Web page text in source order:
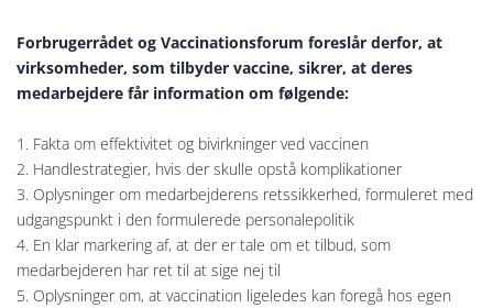
Forbrugerrådet og Vaccinationsforum foreslår derfor, at
virksomheder, som tilbyder vaccine, sikrer, at deres
medarbejdere får information om følgende:
1. Fakta om effektivitet og bivirkninger ved vaccinen
2. Handlestrategier, hvis der skulle opstå komplikationer
3. Oplysninger om medarbejderens retssikkerhed, formuleret med
udgangspunkt i den formulerede personalepolitik
4. En klar markering af, at der er tale om et tilbud, som
medarbejderen har ret til at sige nej til
5. Oplysninger om, at vaccination ligeledes kan foregå hos egen